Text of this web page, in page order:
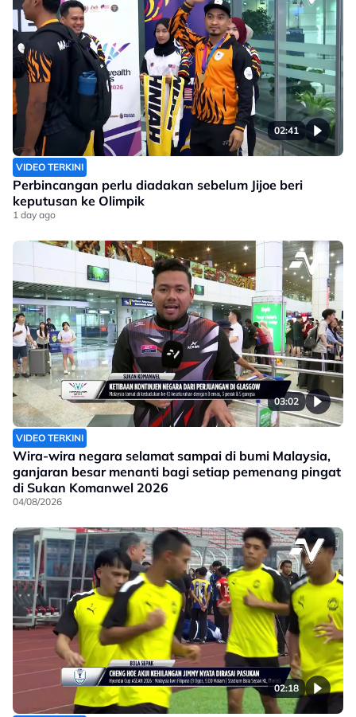
02:41
VIDEO TERKINI
Perbincangan perlu diadakan sebelum Jijoe beri
keputusan ke Olimpik
1 day ago
03:02
VIDEO TERKINI
Wira-wira negara selamat sampai di bumi Malaysia,
ganjaran besar menanti bagi setiap pemenang pingat
di Sukan Komanwel 2026
04/08/2026
02:18